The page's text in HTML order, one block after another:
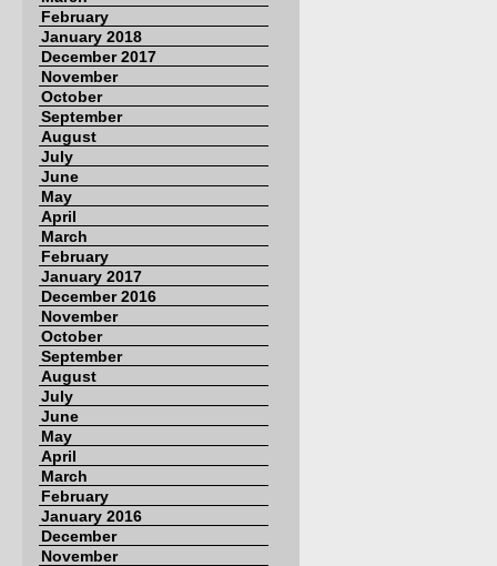
February
January 2018
December 2017
November
October
September
August
July
June
May
April
March
February
January 2017
December 2016
November
October
September
August
July
June
May
April
March
February
January 2016
December
November